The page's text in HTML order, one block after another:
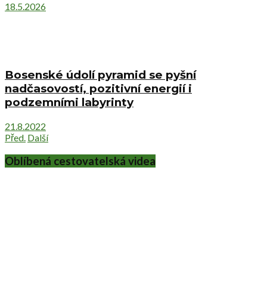
18.5.2026
Bosenské údolí pyramid se pyšní
nadčasovostí, pozitivní energií i
podzemními labyrinty
21.8.2022
Před. Další
Oblíbená cestovatelská videa